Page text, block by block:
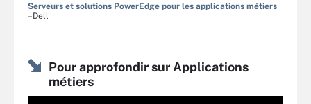
Serveurs et solutions PowerEdge pour les applications métiers
–Dell
Pour approfondir sur Applications
métiers